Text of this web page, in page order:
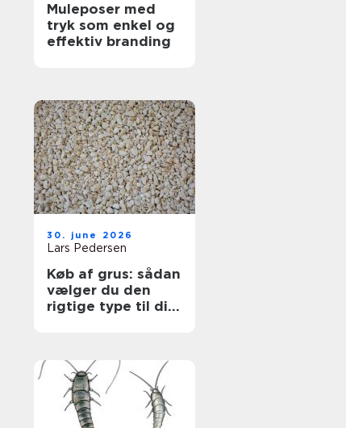
Muleposer med
tryk som enkel og
effektiv branding
30. june 2026
Lars Pedersen
Køb af grus: sådan
vælger du den
rigtige type til dit